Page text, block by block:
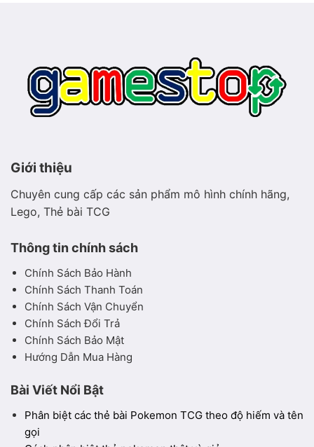
Giới thiệu
Chuyên cung cấp các sản phẩm mô hình chính hãng,
Lego, Thẻ bài TCG
Thông tin chính sách
Chính Sách Bảo Hành
Chính Sách Thanh Toán
Chính Sách Vận Chuyển
Chính Sách Đổi Trả
Chính Sách Bảo Mật
Hướng Dẫn Mua Hàng
Bài Viết Nổi Bật
Phân biệt các thẻ bài Pokemon TCG theo độ hiếm và tên
gọi